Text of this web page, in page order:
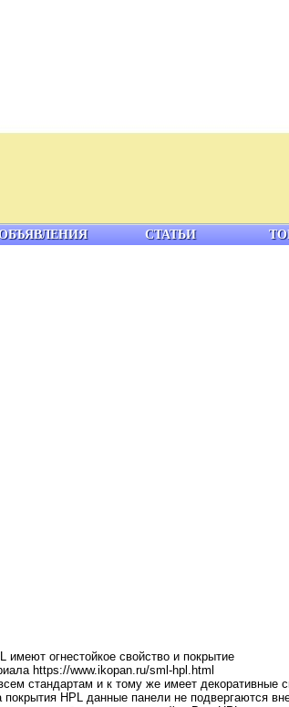
имеют огнестойкое свойство и покрытие
https://www.ikopan.ru/sml-hpl.html
стандартам и к тому же имеет декоративные
покрытия HPL данные панели не подвергаются
СТАТЬИ